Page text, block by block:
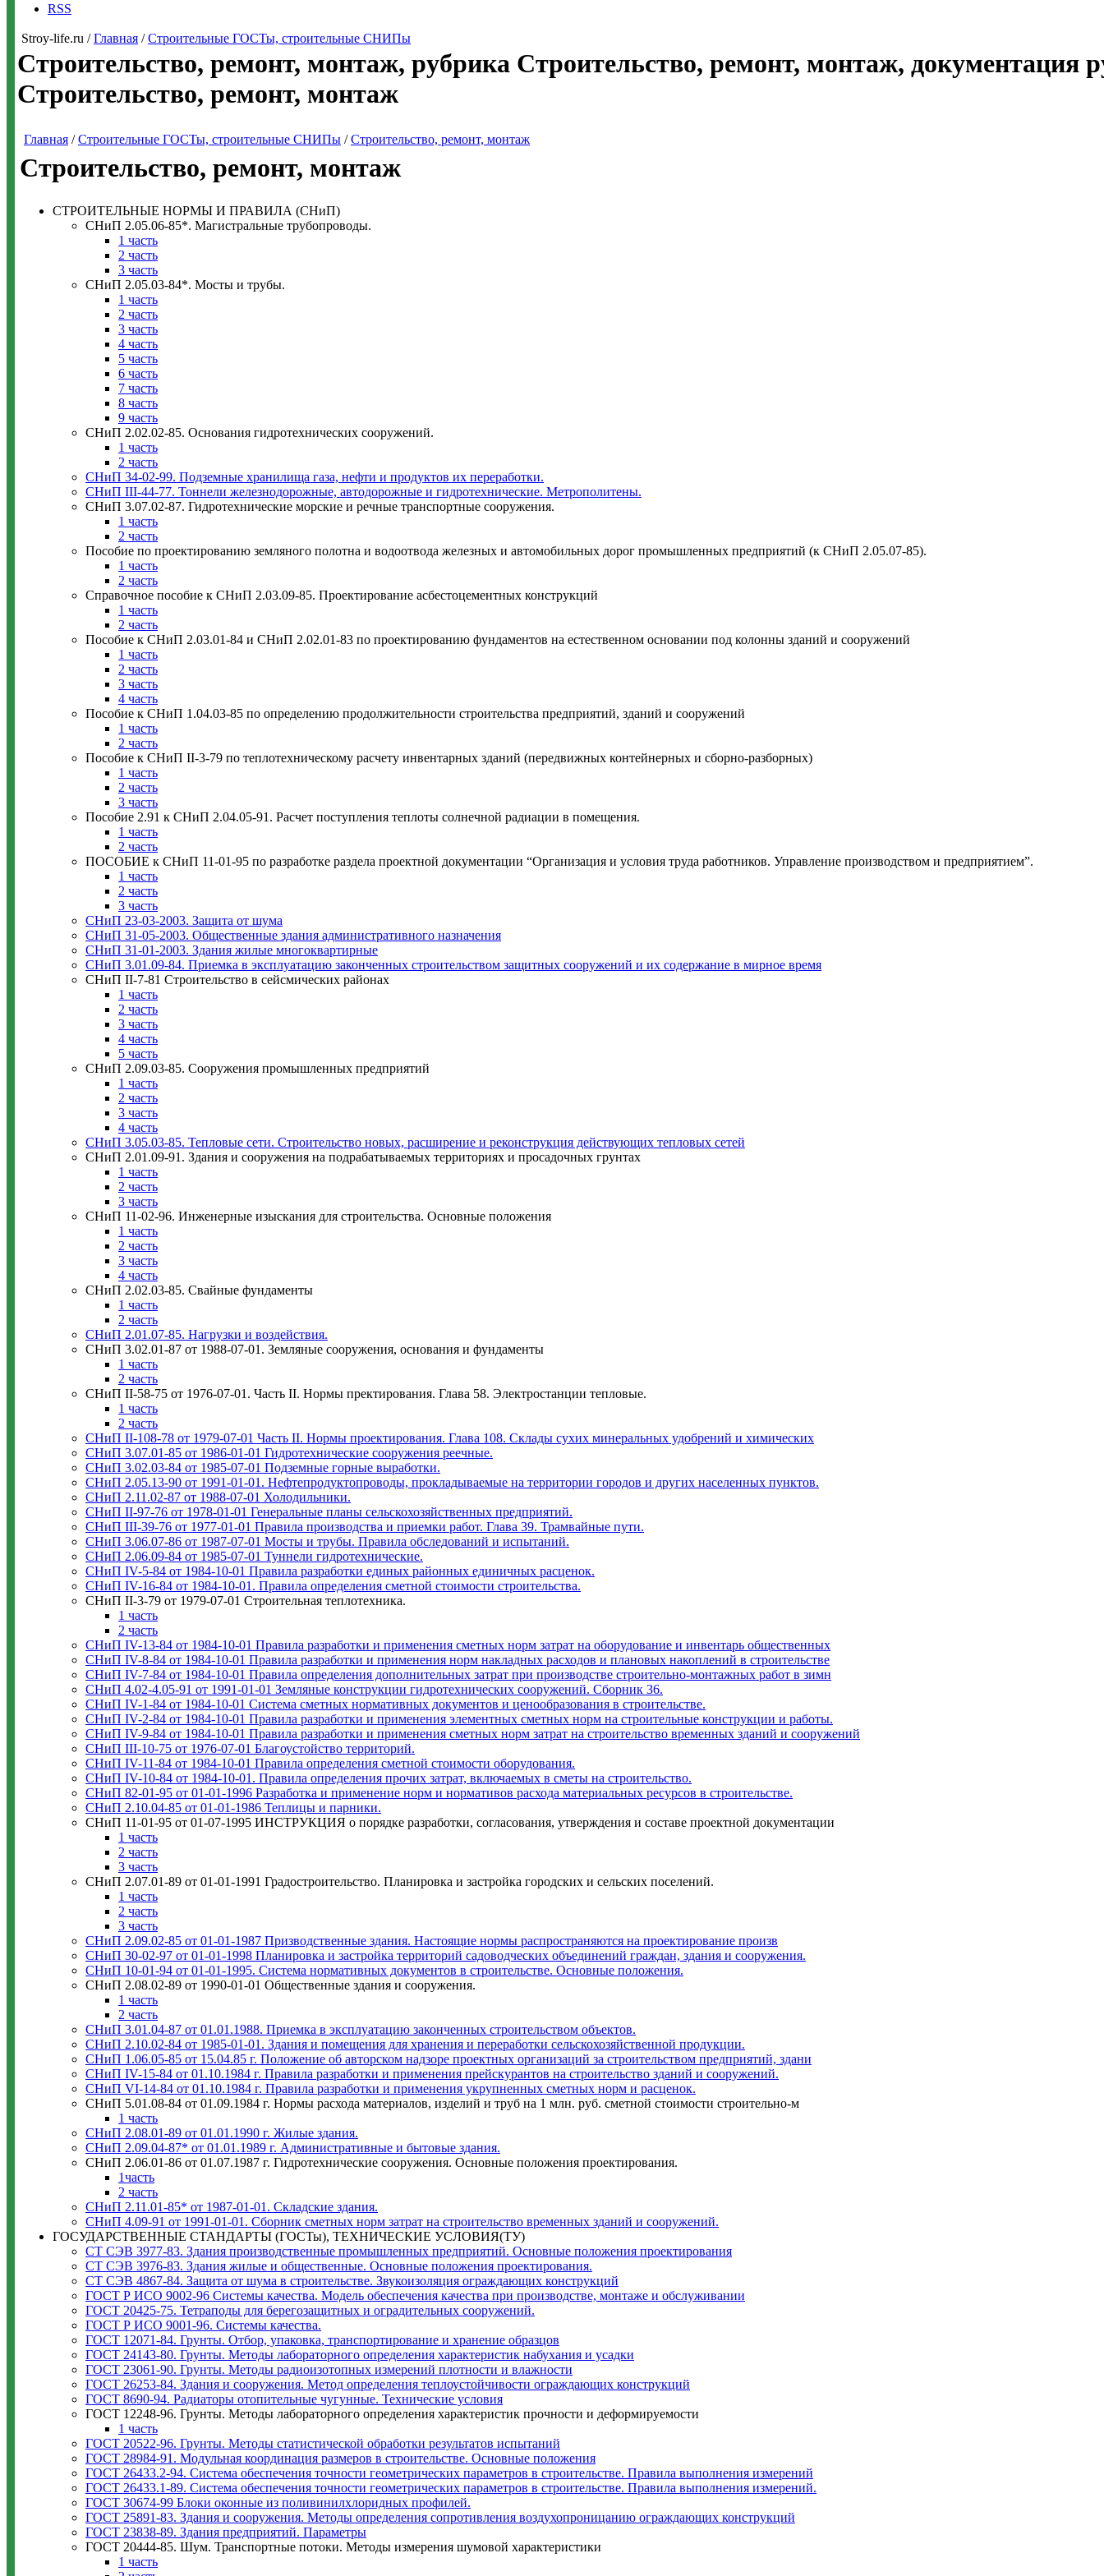
RSS
Stroy-life.ru /Главная /Строительные ГОСТы, строительные СНИПы
Строительство, ремонт, монтаж, рубрика Строительство, ремонт, монтаж, документация
Строительство, ремонт, монтаж
Главная /Строительные ГОСТы, строительные СНИПы /Строительство, ремонт, монтаж
Строительство, ремонт, монтаж
СТРОИТЕЛЬНЫЕ НОРМЫ И ПРАВИЛА (СНиП)
СНиП 2.05.06-85*. Магистральные трубопроводы.
1 часть
2 часть
3 часть
СНиП 2.05.03-84*. Мосты и трубы.
1 часть
2 часть
3 часть
4 часть
5 часть
6 часть
7 часть
8 часть
9 часть
СНиП 2.02.02-85. Основания гидротехнических сооружений.
1 часть
2 часть
СНиП 34-02-99. Подземные хранилища газа, нефти и продуктов их переработки.
СНиП III-44-77. Тоннели железнодорожные, автодорожные и гидротехнические. Метрополитены.
СНиП 3.07.02-87. Гидротехнические морские и речные транспортные сооружения.
1 часть
2 часть
Пособие по проектированию земляного полотна и водоотвода железных и автомобильных дорог промышленных предприятий (к СНиП 2.05.07-85).
1 часть
2 часть
Справочное пособие к СНиП 2.03.09-85. Проектирование асбестоцементных конструкций
1 часть
2 часть
Пособие к СНиП 2.03.01-84 и СНиП 2.02.01-83 по проектированию фундаментов на естественном основании под колонны зданий и сооружений
1 часть
2 часть
3 часть
4 часть
Пособие к СНиП 1.04.03-85 по определению продолжительности строительства предприятий, зданий и сооружений
1 часть
2 часть
Пособие к СНиП II-3-79 по теплотехническому расчету инвентарных зданий (передвижных контейнерных и сборно-разборных)
1 часть
2 часть
3 часть
Пособие 2.91 к СНиП 2.04.05-91. Расчет поступления теплоты солнечной радиации в помещения.
1 часть
2 часть
ПОСОБИЕ к СНиП 11-01-95 по разработке раздела проектной документации “Организация и условия труда работников. Управление производством и предприятием”.
1 часть
2 часть
3 часть
СНиП 23-03-2003. Защита от шума
СНиП 31-05-2003. Общественные здания административного назначения
СНиП 31-01-2003. Здания жилые многоквартирные
СНиП 3.01.09-84. Приемка в эксплуатацию законченных строительством защитных сооружений и их содержание в мирное время
СНиП II-7-81 Строительство в сейсмических районах
1 часть
2 часть
3 часть
4 часть
5 часть
СНиП 2.09.03-85. Сооружения промышленных предприятий
1 часть
2 часть
3 часть
4 часть
СНиП 3.05.03-85. Тепловые сети. Строительство новых, расширение и реконструкция действующих тепловых сетей
CНиП 2.01.09-91. Здания и сооружения на подрабатываемых территориях и просадочных грунтах
1 часть
2 часть
3 часть
СНиП 11-02-96. Инженерные изыскания для строительства. Основные положения
1 часть
2 часть
3 часть
4 часть
СНиП 2.02.03-85. Свайные фундаменты
1 часть
2 часть
СНиП 2.01.07-85. Нагрузки и воздействия.
СНиП 3.02.01-87 от 1988-07-01. Земляные сооружения, основания и фундаменты
1 часть
2 часть
СНиП II-58-75 от 1976-07-01. Часть II. Нормы пректирования. Глава 58. Электростанции тепловые.
1 часть
2 часть
СНиП II-108-78 от 1979-07-01 Часть II. Нормы проектирования. Глава 108. Склады сухих минеральных удобрений и химических
СНиП 3.07.01-85 от 1986-01-01 Гидротехнические сооружения реечные.
СНиП 3.02.03-84 от 1985-07-01 Подземные горные выработки.
СНиП 2.05.13-90 от 1991-01-01. Нефтепродуктопроводы, прокладываемые на территории городов и других населенных пунктов.
СНиП 2.11.02-87 от 1988-07-01 Холодильники.
СНиП II-97-76 от 1978-01-01 Генеральные планы сельскохозяйственных предприятий.
СНиП III-39-76 от 1977-01-01 Правила производства и приемки работ. Глава 39. Трамвайные пути.
СНиП 3.06.07-86 от 1987-07-01 Мосты и трубы. Правила обследований и испытаний.
СНиП 2.06.09-84 от 1985-07-01 Туннели гидротехнические.
СНиП IV-5-84 от 1984-10-01 Правила разработки единых районных единичных расценок.
СНиП IV-16-84 от 1984-10-01. Правила определения сметной стоимости строительства.
СНиП II-3-79 от 1979-07-01 Строительная теплотехника.
1 часть
2 часть
СНиП IV-13-84 от 1984-10-01 Правила разработки и применения сметных норм затрат на оборудование и инвентарь общественных
СНиП IV-8-84 от 1984-10-01 Правила разработки и применения норм накладных расходов и плановых накоплений в строительстве
СНиП IV-7-84 от 1984-10-01 Правила определения дополнительных затрат при производстве строительно-монтажных работ в зимн
СНиП 4.02-4.05-91 от 1991-01-01 Земляные конструкции гидротехнических сооружений. Сборник 36.
СНиП IV-1-84 от 1984-10-01 Система сметных нормативных документов и ценообразования в строительстве.
СНиП IV-2-84 от 1984-10-01 Правила разработки и применения элементных сметных норм на строительные конструкции и работы.
СНиП IV-9-84 от 1984-10-01 Правила разработки и применения сметных норм затрат на строительство временных зданий и сооружений
СНиП III-10-75 от 1976-07-01 Благоустойство территорий.
СНиП IV-11-84 от 1984-10-01 Правила определения сметной стоимости оборудования.
СНиП IV-10-84 от 1984-10-01. Правила определения прочих затрат, включаемых в сметы на строительство.
СНиП 82-01-95 от 01-01-1996 Разработка и применение норм и нормативов расхода материальных ресурсов в строительстве.
СНиП 2.10.04-85 от 01-01-1986 Теплицы и парники.
СНиП 11-01-95 от 01-07-1995 ИНСТРУКЦИЯ о порядке разработки, согласования, утверждения и составе проектной документации
1 часть
2 часть
3 часть
СНиП 2.07.01-89 от 01-01-1991 Градостроительство. Планировка и застройка городских и сельских поселений.
1 часть
2 часть
3 часть
СНиП 2.09.02-85 от 01-01-1987 Призводственные здания. Настоящие нормы распространяются на проектирование произв
СНиП 30-02-97 от 01-01-1998 Планировка и застройка территорий садоводческих объединений граждан, здания и сооружения.
СНиП 10-01-94 от 01-01-1995. Система нормативных документов в строительстве. Основные положения.
СНиП 2.08.02-89 от 1990-01-01 Общественные здания и сооружения.
1 часть
2 часть
СНиП 3.01.04-87 от 01.01.1988. Приемка в эксплуатацию законченных строительством объектов.
СНиП 2.10.02-84 от 1985-01-01. Здания и помещения для хранения и переработки сельскохозяйственной продукции.
СНиП 1.06.05-85 от 15.04.85 г. Положение об авторском надзоре проектных организаций за строительством предприятий, здани
СНиП IV-15-84 от 01.10.1984 г. Правила разработки и применения прейскурантов на строительство зданий и сооружений.
СНиП VI-14-84 от 01.10.1984 г. Правила разработки и применения укрупненных сметных норм и расценок.
СНиП 5.01.08-84 от 01.09.1984 г. Нормы расхода материалов, изделий и труб на 1 млн. руб. сметной стоимости строительно-м
1 часть
СНиП 2.08.01-89 от 01.01.1990 г. Жилые здания.
СНиП 2.09.04-87* от 01.01.1989 г. Административные и бытовые здания.
СНиП 2.06.01-86 от 01.07.1987 г. Гидротехнические сооружения. Основные положения проектирования.
1часть
2 часть
СНиП 2.11.01-85* от 1987-01-01. Складские здания.
СНиП 4.09-91 от 1991-01-01. Сборник сметных норм затрат на строительство временных зданий и сооружений.
ГОСУДАРСТВЕННЫЕ СТАНДАРТЫ (ГОСТы), ТЕХНИЧЕСКИЕ УСЛОВИЯ(ТУ)
СТ СЭВ 3977-83. Здания производственные промышленных предприятий. Основные положения проектирования
СТ СЭВ 3976-83. Здания жилые и общественные. Основные положения проектирования.
СТ СЭВ 4867-84. Защита от шума в строительстве. Звукоизоляция ограждающих конструкций
ГОСТ Р ИСО 9002-96 Системы качества. Модель обеспечения качества при производстве, монтаже и обслуживании
ГОСТ 20425-75. Тетраподы для берегозащитных и оградительных сооружений.
ГОСТ Р ИСО 9001-96. Системы качества.
ГОСТ 12071-84. Грунты. Отбор, упаковка, транспортирование и хранение образцов
ГОСТ 24143-80. Грунты. Методы лабораторного определения характеристик набухания и усадки
ГОСТ 23061-90. Грунты. Методы радиоизотопных измерений плотности и влажности
ГОСТ 26253-84. Здания и сооружения. Метод определения теплоустойчивости ограждающих конструкций
ГОСТ 8690-94. Радиаторы отопительные чугунные. Технические условия
ГОСТ 12248-96. Грунты. Методы лабораторного определения характеристик прочности и деформируемости
1 часть
ГОСТ 20522-96. Грунты. Методы статистической обработки результатов испытаний
ГОСТ 28984-91. Модульная координация размеров в строительстве. Основные положения
ГОСТ 26433.2-94. Система обеспечения точности геометрических параметров в строительстве. Правила выполнения измерений
ГОСТ 26433.1-89. Система обеспечения точности геометрических параметров в строительстве. Правила выполнения измерений.
ГОСТ 30674-99 Блоки оконные из поливинилхлоридных профилей.
ГОСТ 25891-83. Здания и сооружения. Методы определения сопротивления воздухопроницанию ограждающих конструкций
ГОСТ 23838-89. Здания предприятий. Параметры
ГОСТ 20444-85. Шум. Транспортные потоки. Методы измерения шумовой характеристики
1 часть